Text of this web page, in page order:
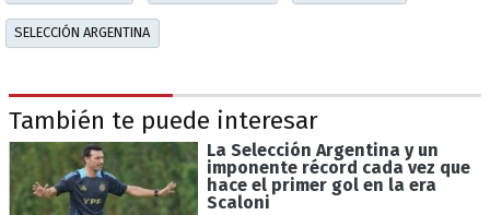
SELECCIÓN ARGENTINA
También te puede interesar
La Selección Argentina y un
imponente récord cada vez que
hace el primer gol en la era
Scaloni